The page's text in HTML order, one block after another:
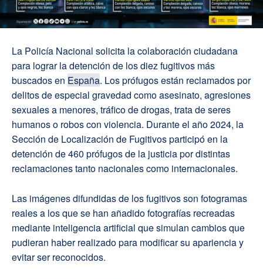
La Policía Nacional solicita la colaboración ciudadana
para lograr la detención de los diez fugitivos más
buscados en España. Los prófugos están reclamados por
delitos de especial gravedad como asesinato, agresiones
sexuales a menores, tráfico de drogas, trata de seres
humanos o robos con violencia. Durante el año 2024, la
Sección de Localización de Fugitivos participó en la
detención de 460 prófugos de la justicia por distintas
reclamaciones tanto nacionales como internacionales.
Las imágenes difundidas de los fugitivos son fotogramas
reales a los que se han añadido fotografías recreadas
mediante inteligencia artificial que simulan cambios que
pudieran haber realizado para modificar su apariencia y
evitar ser reconocidos.